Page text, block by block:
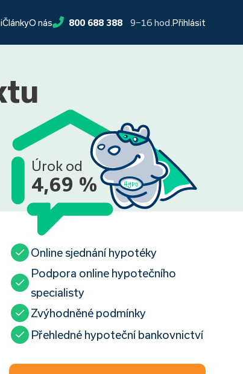
ČlánkyO nás 800 688 388 9−16 hod. Přihlásit
Úrok od
4,69 %
Online sjednání hypotéky
Podpora online hypotečního
specialisty
Zvýhodněné podmínky
Přehledné hypoteční bankovnictví